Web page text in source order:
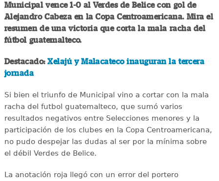
Municipal vence 1-0 al Verdes de Belice con gol de
Alejandro Cabeza en la Copa Centroamericana. Mira el
resumen de una victoria que corta la mala racha del
fútbol guatemalteco.
Destacado:Xelajú y Malacateco inauguran la tercera
jornada
Si bien el triunfo de Municipal vino a cortar con la mala
racha del futbol guatemalteco, que sumó varios
resultados negativos entre Selecciones menores y la
participación de los clubes en la Copa Centroamericana,
no pudo despejar las dudas al ser por la mínima sobre
el débil Verdes de Belice.
La anotación roja llegó con un error del portero